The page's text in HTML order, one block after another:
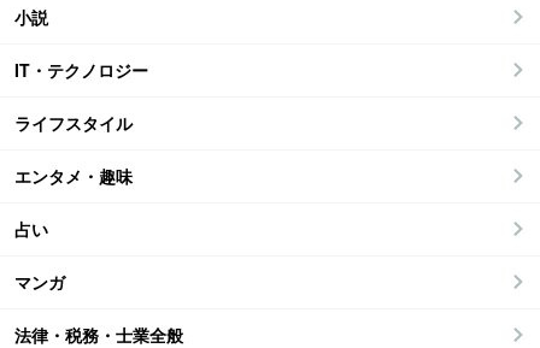
小説
IT・テクノロジー
ライフスタイル
エンタメ・趣味
占い
マンガ
法律・税務・士業全般